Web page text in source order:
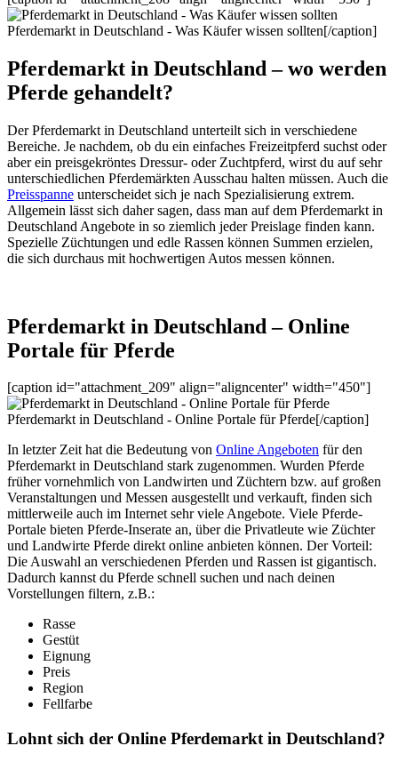
Pferdemarkt in Deutschland - Was Käufer wissen sollten[/caption]
Pferdemarkt in Deutschland – wo werden
Pferde gehandelt?
Der Pferdemarkt in Deutschland unterteilt sich in verschiedene
Bereiche. Je nachdem, ob du ein einfaches Freizeitpferd suchst oder
aber ein preisgekröntes Dressur- oder Zuchtpferd, wirst du auf sehr
unterschiedlichen Pferdemärkten Ausschau halten müssen. Auch die
Preisspanne unterscheidet sich je nach Spezialisierung extrem.
Allgemein lässt sich daher sagen, dass man auf dem Pferdemarkt in
Deutschland Angebote in so ziemlich jeder Preislage finden kann.
Spezielle Züchtungen und edle Rassen können Summen erzielen,
die sich durchaus mit hochwertigen Autos messen können.
Pferdemarkt in Deutschland – Online
Portale für Pferde
[caption id="attachment_209" align="aligncenter" width="450"]
Pferdemarkt in Deutschland - Online Portale für Pferde[/caption]
In letzter Zeit hat die Bedeutung von Online Angeboten für den
Pferdemarkt in Deutschland stark zugenommen. Wurden Pferde
früher vornehmlich von Landwirten und Züchtern bzw. auf großen
Veranstaltungen und Messen ausgestellt und verkauft, finden sich
mittlerweile auch im Internet sehr viele Angebote. Viele Pferde-
Portale bieten Pferde-Inserate an, über die Privatleute wie Züchter
und Landwirte Pferde direkt online anbieten können. Der Vorteil:
Die Auswahl an verschiedenen Pferden und Rassen ist gigantisch.
Dadurch kannst du Pferde schnell suchen und nach deinen
Vorstellungen filtern, z.B.:
Rasse
Gestüt
Eignung
Preis
Region
Fellfarbe
Lohnt sich der Online Pferdemarkt in Deutschland?